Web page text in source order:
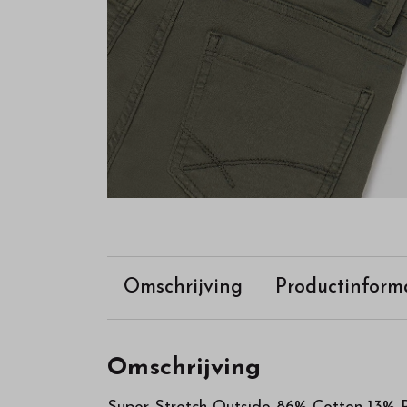
webshop
Omschrijving
Omschrijving